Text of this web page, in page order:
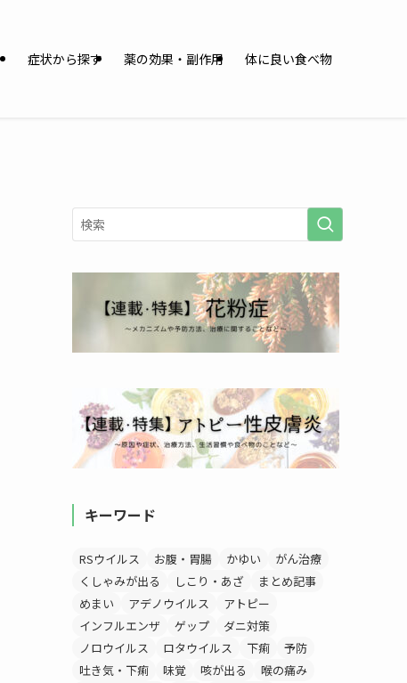
症状から探す 薬の効果・副作用 体に良い食べ物
キーワード
RSウイルス お腹・胃腸 かゆい
がん治療
くしゃみが出る
しこり・あざ
まとめ記事
めまい
アデノウイルス
アトピー
インフルエンザ
ゲップ
ダニ対策
ノロウイルス
ロタウイルス 下痢
予防
吐き気・下痢
味覚 咳が出る
喉の痛み